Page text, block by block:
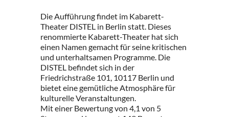
Die Aufführung findet im Kabarett-
Theater DISTEL in Berlin statt. Dieses
renommierte Kabarett-Theater hat sich
einen Namen gemacht für seine kritischen
und unterhaltsamen Programme. Die
DISTEL befindet sich in der
Friedrichstraße 101, 10117 Berlin und
bietet eine gemütliche Atmosphäre für
kulturelle Veranstaltungen.
Mit einer Bewertung von 4,1 von 5